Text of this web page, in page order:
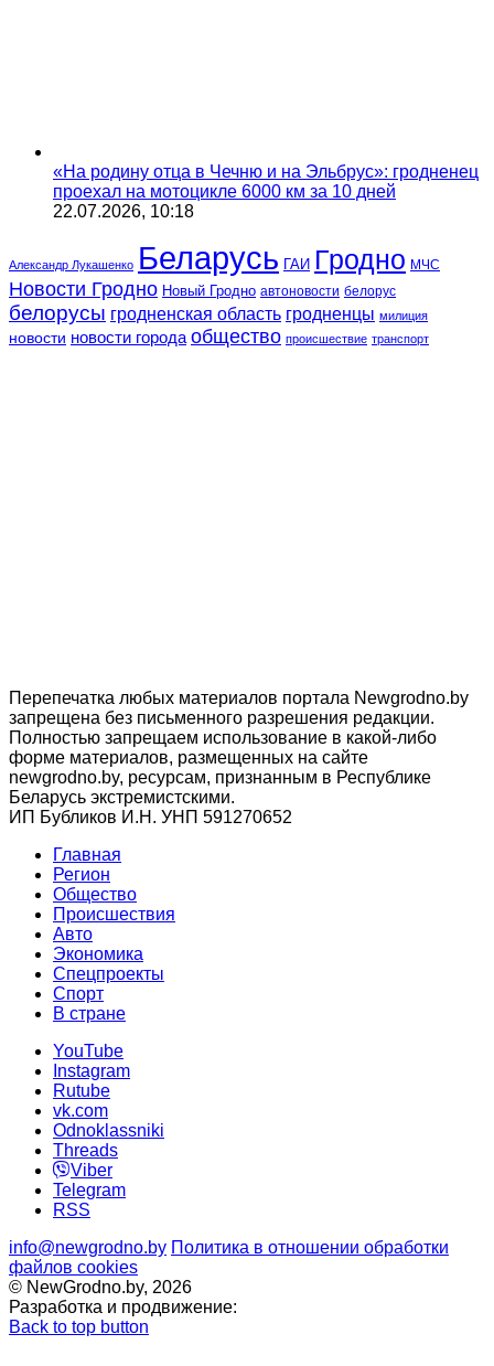
«На родину отца в Чечню и на Эльбрус»: гродненец
проехал на мотоцикле 6000 км за 10 дней
22.07.2026, 10:18
Александр Лукашенко Беларусь ГАИ Гродно МЧС
Новости Гродно Новый Гродно автоновости белорус
белорусы гродненская область гродненцы милиция
новости новости города общество происшествие транспорт
Перепечатка любых материалов портала Newgrodno.by
запрещена без письменного разрешения редакции.
Полностью запрещаем использование в какой-либо
форме материалов, размещенных на сайте
newgrodno.by, ресурсам, признанным в Республике
Беларусь экстремистскими.
ИП Бубликов И.Н. УНП 591270652
Главная
Регион
Общество
Происшествия
Авто
Экономика
Спецпроекты
Cпорт
В стране
YouTube
Instagram
Rutube
vk.com
Odnoklassniki
Threads
Viber
Telegram
RSS
info@newgrodno.by Политика в отношении обработки
файлов cookies
© NewGrodno.by, 2026
Разработка и продвижение:
Back to top button